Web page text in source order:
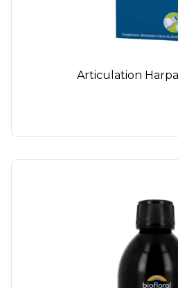
Articulation